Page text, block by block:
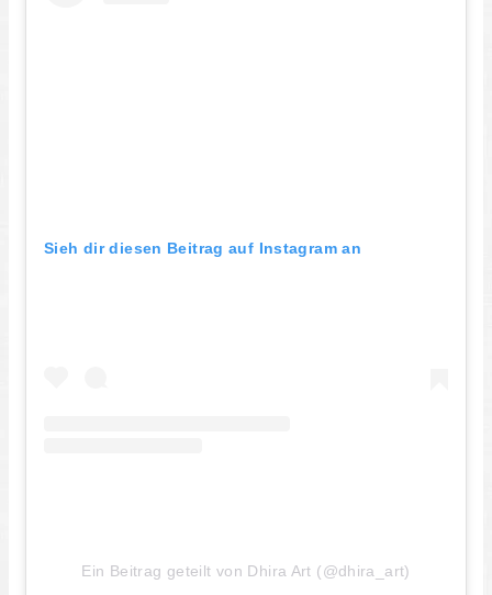
Sieh dir diesen Beitrag auf Instagram an
Ein Beitrag geteilt von Dhira Art (@dhira_art)